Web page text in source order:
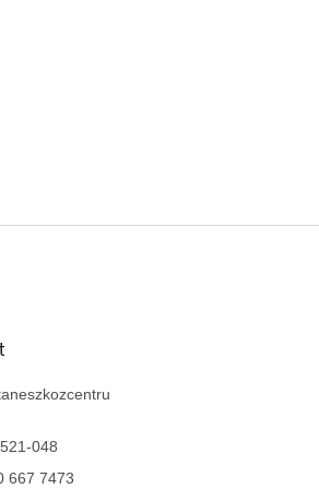
048
667 7473